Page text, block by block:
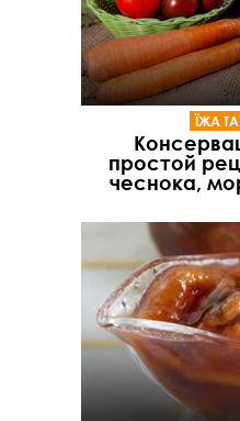
ЇЖА
простой
чеснока,